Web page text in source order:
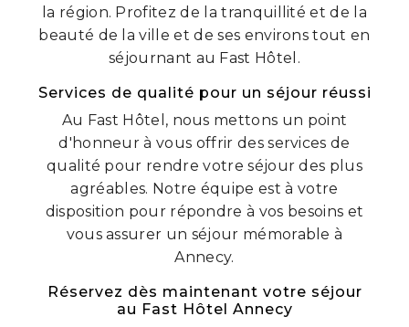
la région. Profitez de la tranquillité et de la
beauté de la ville et de ses environs tout en
séjournant au Fast Hôtel.
Services de qualité pour un séjour réussi
Au Fast Hôtel, nous mettons un point
d'honneur à vous offrir des services de
qualité pour rendre votre séjour des plus
agréables. Notre équipe est à votre
disposition pour répondre à vos besoins et
vous assurer un séjour mémorable à
Annecy.
Réservez dès maintenant votre séjour
au Fast Hôtel Annecy